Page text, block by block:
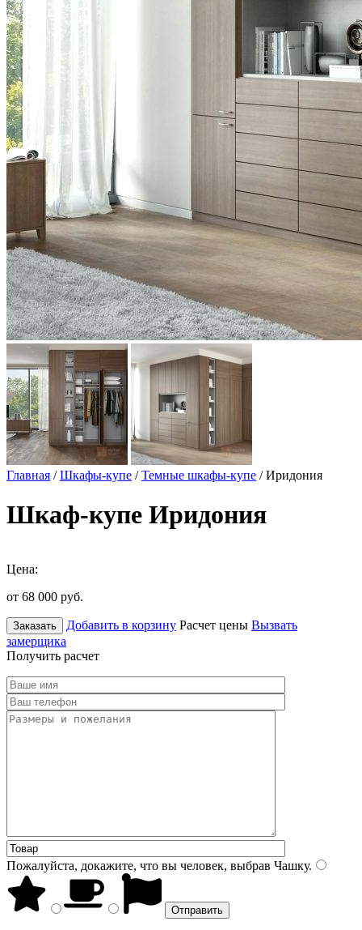
Главная /Шкафы-купе /Темные шкафы-купе / Иридония
Шкаф-купе Иридония
Цена:
от 68 000 руб.
Заказать Добавить в корзину Расчет цены Вызвать
замерщика
Получить расчет
Пожалуйста, докажите, что вы человек, выбрав Чашку.